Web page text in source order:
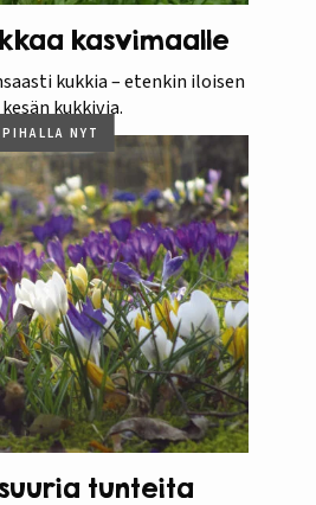
kasvimaalle
kukkia – etenkin iloisen
kukkivia.
PIHALLA NYT
tunteita